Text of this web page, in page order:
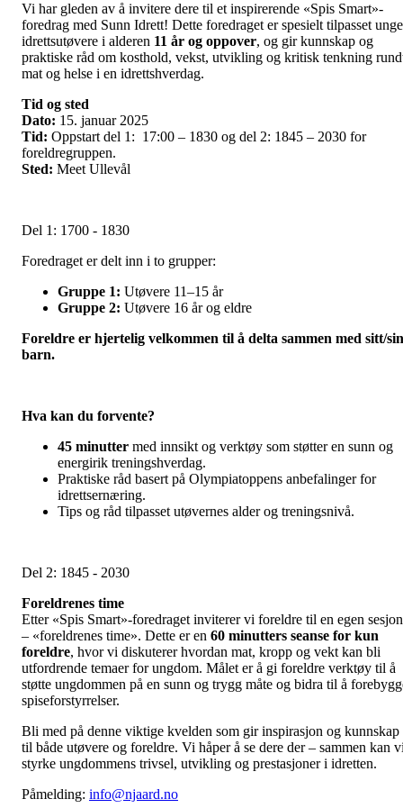
Vi har gleden av å invitere dere til et inspirerende «Spis Smart»-
foredrag med Sunn Idrett! Dette foredraget er spesielt tilpasset unge
idrettsutøvere i alderen 11 år og oppover, og gir kunnskap og
praktiske råd om kosthold, vekst, utvikling og kritisk tenkning
mat og helse i en idrettshverdag.
Tid og sted
Dato: 15. januar 2025
Tid: Oppstart del 1: 17:00 – 1830 og del 2: 1845 – 2030 for
foreldregruppen.
Sted: Meet Ullevål
Del 1: 1700 - 1830
Foredraget er delt inn i to grupper:
Gruppe 1: Utøvere 11–15 år
Gruppe 2: Utøvere 16 år og eldre
Foreldre er hjertelig velkommen til å delta sammen med sitt/
barn.
Hva kan du forvente?
45 minutter med innsikt og verktøy som støtter en sunn og
energirik treningshverdag.
Praktiske råd basert på Olympiatoppens anbefalinger for
idrettsernæring.
Tips og råd tilpasset utøvernes alder og treningsnivå.
Del 2: 1845 - 2030
Foreldrenes time
Etter «Spis Smart»-foredraget inviterer vi foreldre til en egen sesjon
– «foreldrenes time». Dette er en 60 minutters seanse for kun
foreldre, hvor vi diskuterer hvordan mat, kropp og vekt kan bli
utfordrende temaer for ungdom. Målet er å gi foreldre verktøy til å
støtte ungdommen på en sunn og trygg måte og bidra til å
spiseforstyrrelser.
Bli med på denne viktige kvelden som gir inspirasjon og kunnskap
til både utøvere og foreldre. Vi håper å se dere der – sammen kan
styrke ungdommens trivsel, utvikling og prestasjoner i idretten.
Påmelding: info@njaard.no